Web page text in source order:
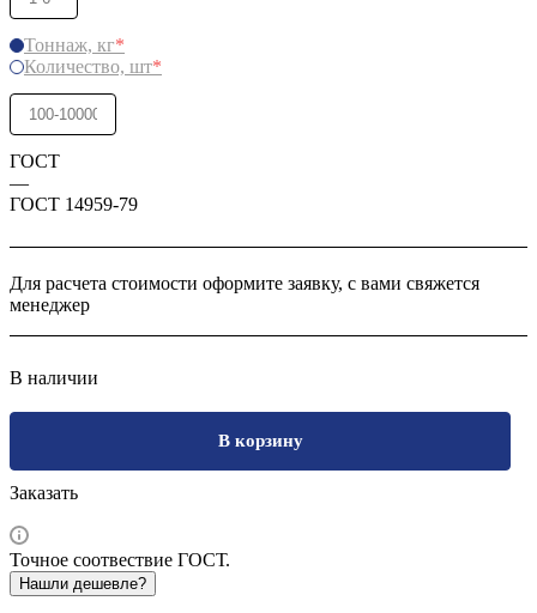
Тоннаж, кг*
Количество, шт*
ГОСТ
—
ГОСТ 14959-79
Для расчета стоимости оформите заявку, с вами свяжется
менеджер
В наличии
В корзину
Заказать
Точное соотвествие ГОСТ.
Нашли дешевле?